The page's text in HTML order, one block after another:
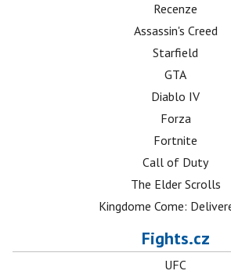
Recenze
Assassin's Creed
Starfield
GTA
Diablo IV
Forza
Fortnite
Call of Duty
The Elder Scrolls
Kingdome Come:
Fights.cz
UFC